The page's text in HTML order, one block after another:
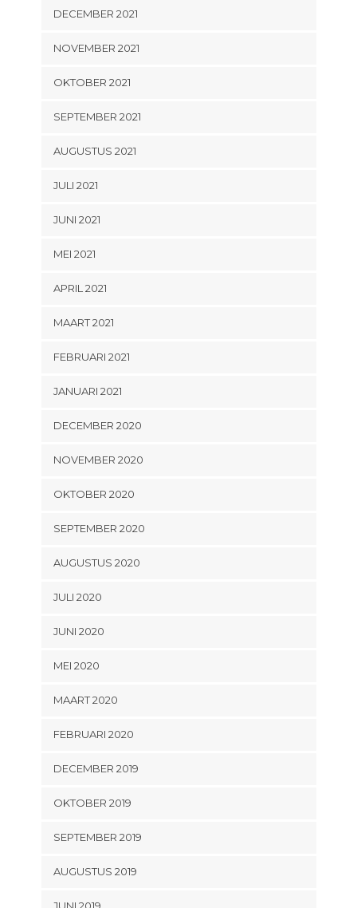
DECEMBER 2021
NOVEMBER 2021
OKTOBER 2021
SEPTEMBER 2021
AUGUSTUS 2021
JULI 2021
JUNI 2021
MEI 2021
APRIL 2021
MAART 2021
FEBRUARI 2021
JANUARI 2021
DECEMBER 2020
NOVEMBER 2020
OKTOBER 2020
SEPTEMBER 2020
AUGUSTUS 2020
JULI 2020
JUNI 2020
MEI 2020
MAART 2020
FEBRUARI 2020
DECEMBER 2019
OKTOBER 2019
SEPTEMBER 2019
AUGUSTUS 2019
JUNI 2019